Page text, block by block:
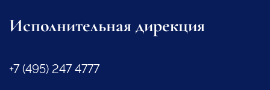
Исполнительная дирекция
+7 (495) 247 4777